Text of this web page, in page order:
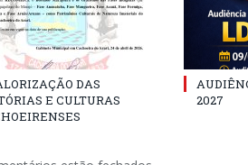
DAS
E CULTURAS
2027